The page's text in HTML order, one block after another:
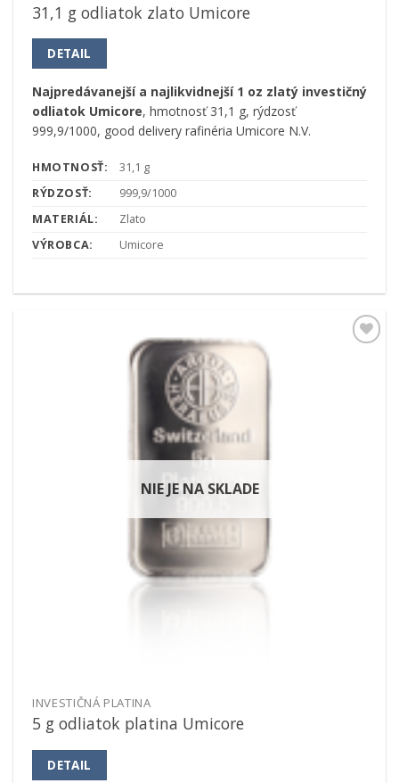
31,1 g odliatok zlato Umicore
DETAIL
Najpredávanejší a najlikvidnejší 1 oz zlatý investičný
odliatok Umicore, hmotnosť 31,1 g, rýdzosť
999,9/1000, good delivery rafinéria Umicore N.V.
HMOTNOSŤ:
31,1 g
RÝDZOSŤ:
999,9/1000
MATERIÁL:
Zlato
VÝROBCA:
Umicore
NIE JE NA SKLADE
INVESTIČNÁ PLATINA
5 g odliatok platina Umicore
DETAIL